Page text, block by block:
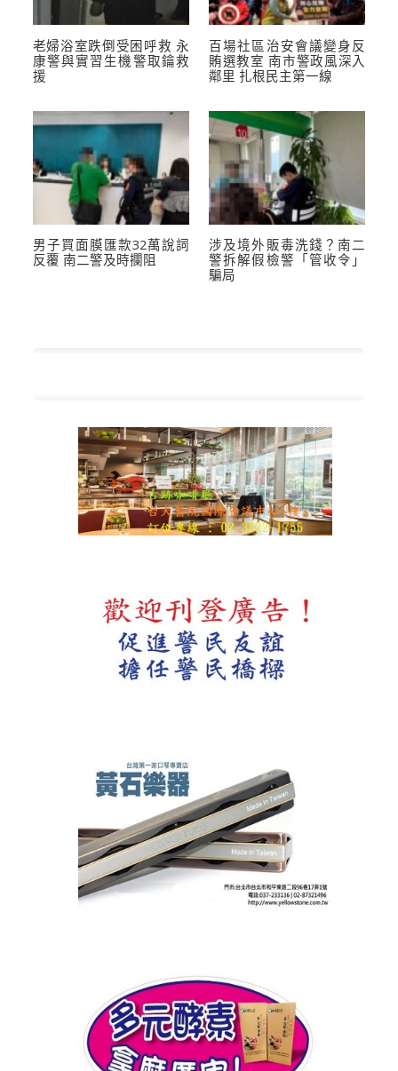
老婦浴室跌倒受困呼救 永
康警與實習生機警取鑰救
援
百場社區治安會議變身反
賄選教室 南市警政風深入
鄰里 扎根民主第一線
男子買面膜匯款32萬說詞
反覆 南二警及時攔阻
涉及境外販毒洗錢？南二
警拆解假檢警「管收令」
騙局